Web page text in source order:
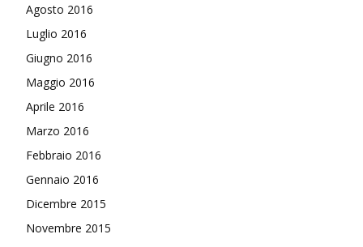
Agosto 2016
Luglio 2016
Giugno 2016
Maggio 2016
Aprile 2016
Marzo 2016
Febbraio 2016
Gennaio 2016
Dicembre 2015
Novembre 2015